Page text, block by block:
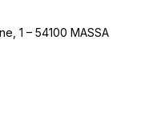
1 – 54100 MASSA